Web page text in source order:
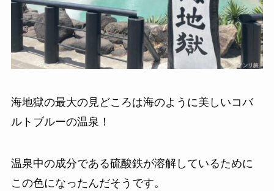
海地獄の最大の見どころは海のように美しいコバ
ルトブルーの温泉！
温泉中の成分である硫酸鉄が溶解しているために
この色になったんだそうです。